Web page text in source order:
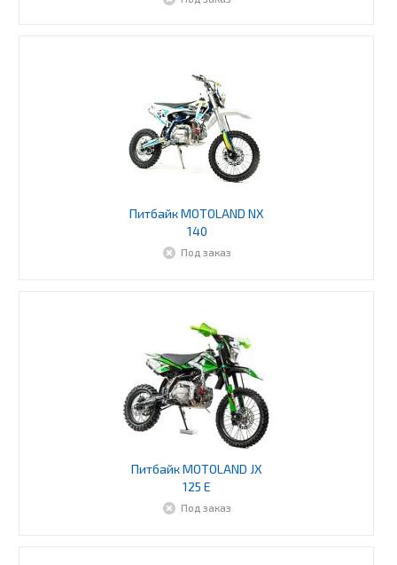
Питбайк MOTOLAND NX
140
Под заказ
Питбайк MOTOLAND JX
125 E
Под заказ